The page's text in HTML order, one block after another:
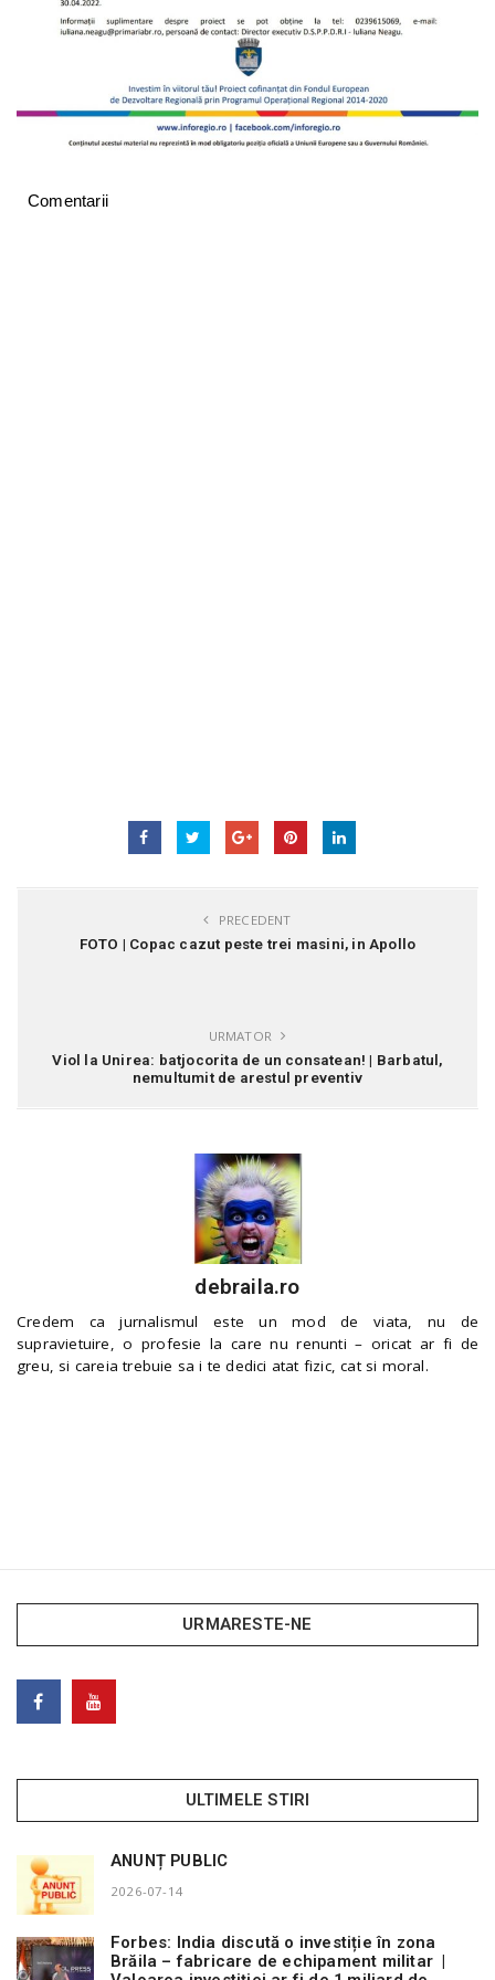
Comentarii
PRECEDENT
FOTO | Copac cazut peste trei masini, in Apollo
URMATOR
Viol la Unirea: batjocorita de un consatean! | Barbatul,
nemultumit de arestul preventiv
debraila.ro
Credem ca jurnalismul este un mod de viata, nu de
supravietuire, o profesie la care nu renunti – oricat ar fi de
greu, si careia trebuie sa i te dedici atat fizic, cat si moral.
URMARESTE-NE
ULTIMELE STIRI
ANUNȚ PUBLIC
2026-07-14
Forbes: India discută o investiție în zona
Brăila – fabricare de echipament militar |